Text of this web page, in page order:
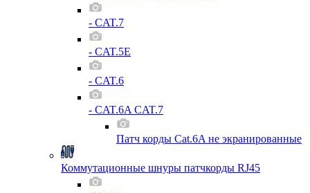
- CAT.7
- CAT.5E
- CAT.6
- CAT.6A CAT.7
Патч корды Cat.6A не экранированные
Коммутационные шнуры патчкорды RJ45